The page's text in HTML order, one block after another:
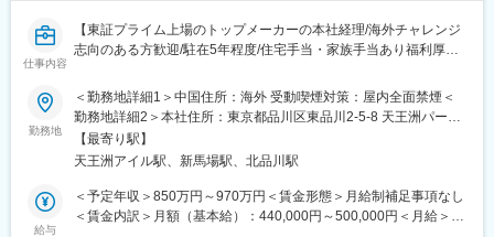
■古河電気工業について
従業員数約5万人、売上高約1兆円規模を誇る社会インフラ系メー
バー分野を中核とし、光ファイバー用リボンファイバーでは世界
トップクラスのシェアを持つのが大きな強み。
変更の範囲：会社の定める業務
仕事内容
【東証プライム上場のトップメーカーの本社経理/海外チャレンジ
志向のある方歓迎/駐在5年程度/住宅手当・家族手当あり福利厚生
■業務概要
入社後は本社 経理企画本部にて約3カ月の研修を受けた後、中国
広東省東莞の子会社にて5年程度、経理財務のマネジメントに取り
組んでいただきます。将来的には国内外の経理部門責任者やマネ
ージャーとしてキャリアアップできる可能性があります。
■業務詳細
勤務地
＜勤務地詳細1＞中国住所：海外 受動喫煙対策：屋内全面禁煙＜
勤務地詳細2＞本社住所：東京都品川区東品川2-5-8 天王洲パーク
サイドビル勤務地最寄駅：モノレール線／天王洲アイル駅受動喫
煙対策：屋内全面禁煙変更の範囲：会社の定める事業所
【最寄り駅】
天王洲アイル駅、新馬場駅、北品川駅
給与
＜予定年収＞850万円～970万円＜賃金形態＞月給制補足事項なし
＜賃金内訳＞月額（基本給）：440,000円～500,000円＜月給＞